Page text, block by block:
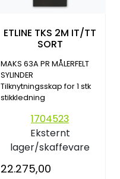
ETLINE TKS 2M IT/TT
SORT
MAKS 63A PR MÅLERFELT
SYLINDER
Tilknytningsskap for 1 stk
stikkledning
1704523
Eksternt
lager/skaffevare
22.275,00